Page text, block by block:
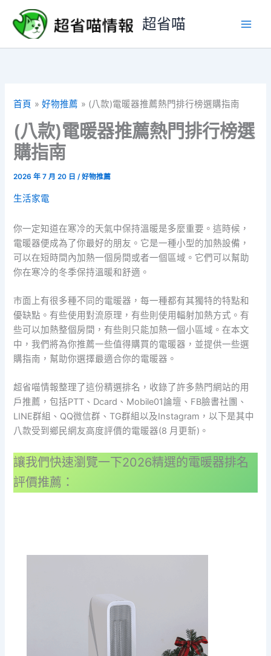
要
超省喵
首頁 好物推薦 (八款)電暖器推薦熱門排行榜選購指南
(八款)電暖器推薦熱門排行榜選
購指南
2026 年 7 月 20 日/好物推薦
生活家電
你一定知道在寒冷的天氣中保持溫暖是多麼重要。這時候，
電暖器便成為了你最好的朋友。它是一種小型的加熱設備，
可以在短時間內加熱一個房間或者一個區域。它們可以幫助
你在寒冷的冬季保持溫暖和舒適。
市面上有很多種不同的電暖器，每一種都有其獨特的特點和
優缺點。有些使用對流原理，有些則使用輻射加熱方式。有
些可以加熱整個房間，有些則只能加熱一個小區域。在本文
中，我們將為你推薦一些值得購買的電暖器，並提供一些選
購指南，幫助你選擇最適合你的電暖器。
超省喵情報整理了這份精選排名，收錄了許多熱門網站的用
戶推薦，包括PTT、Dcard、Mobile01論壇、FB臉書社團、
LINE群組、QQ微信群、TG群組以及Instagram，以下是其中
八款受到鄉民網友高度評價的電暖器(8 月更新)。
讓我們快速瀏覽一下2026精選的電暖器排名
評價推薦：